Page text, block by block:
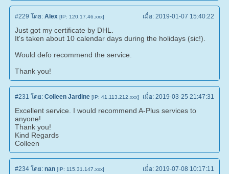
#229 โดย: Alex [IP: 120.17.46.xxx] เมื่อ: 2019-01-07 15:40:22
Just got my certificate by DHL.
It's taken about 10 calendar days during the holidays (sic!).
Would defo recommend the service.
Thank you!
#231 โดย: Colleen Jardine [IP: 41.113.212.xxx] เมื่อ: 2019-03-25 21:47:31
Excellent service. I would recommend A-Plus services to
anyone!
Thank you!
Kind Regards
Colleen
#234โดย: nan [IP: 115.31.147.xxx] เมื่อ: 2019-07-08 10:17:11